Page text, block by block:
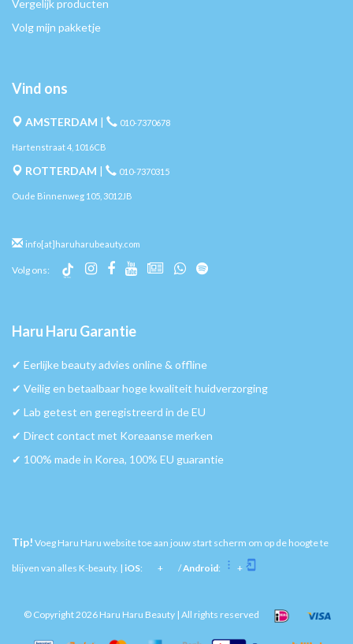
Vergelijk producten
Volg mijn pakketje
Vind ons
AMSTERDAM | 010-7370678
Hartenstraat 4, 1016CB
ROTTERDAM | 010-7370315
Oude Binnenweg 105, 3012JB
info[at]haruharubeauty.com
Volg ons:
Haru Haru Garantie
✔︎ Eerlijke beauty advies online & offline
✔︎ Veilig en betaalbaar hoge kwaliteit huidverzorging
✔︎ Lab getest en geregistreerd in de EU
✔︎ Direct contact met Koreaanse merken
✔︎ 100% made in Korea, 100% EU guarantie
Tip! Voeg Haru Haru website toe aan jouw start scherm om op de hoogte te
blijven van alles K-beauty. | iOS: + /Android: +
© Copyright 2026 Haru Haru Beauty | All rights reserved